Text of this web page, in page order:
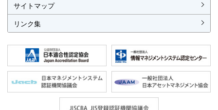
サイトマップ
リンク集